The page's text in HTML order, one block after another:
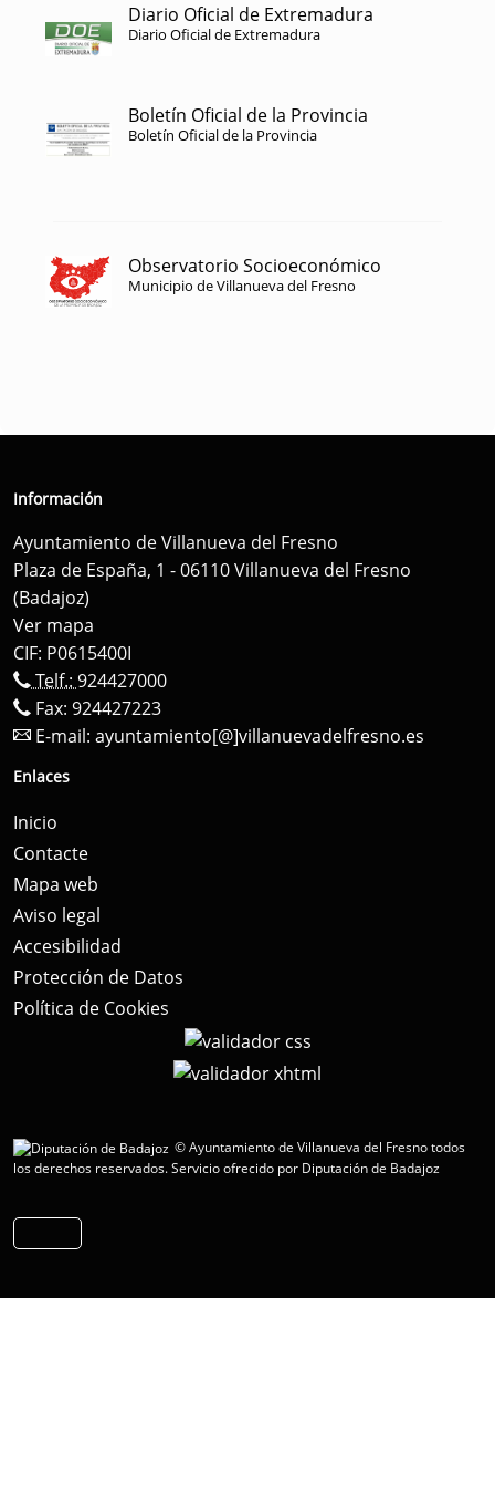
Diario Oficial de Extremadura
Diario Oficial de Extremadura
Boletín Oficial de la Provincia
Boletín Oficial de la Provincia
Observatorio Socioeconómico
Municipio de Villanueva del Fresno
Información
Ayuntamiento de Villanueva del Fresno
Plaza de España, 1 - 06110 Villanueva del Fresno
(Badajoz)
Ver mapa
CIF: P0615400I
Telf.: 924427000
Fax: 924427223
E-mail: ayuntamiento[@]villanuevadelfresno.es
Enlaces
Inicio
Contacte
Mapa web
Aviso legal
Accesibilidad
Protección de Datos
Política de Cookies
© Ayuntamiento de Villanueva del Fresno todos
los derechos reservados.Servicio ofrecido por Diputación de Badajoz